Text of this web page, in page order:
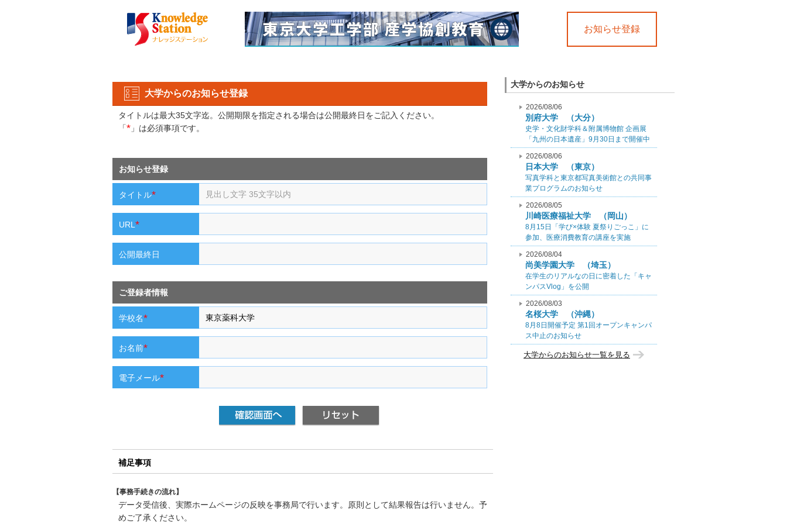
お知らせ登録
大学からのお知らせ登録
タイトルは最大35文字迄。公開期限を指定される場合は公開最終日をご記入ください。
「* 」は必須事項です。
お知らせ登録
タイトル*
URL *
公開最終日
ご登録者情報
学校名*
お名前*
電子メール*
補足事項
【事務手続きの流れ】
データ受信後、実際ホームページの反映を事務局で行います。原則として結果報告は行いません。予
めご了承ください。
大学からのお知らせ
2026/08/06
別府大学 （大分）
史学・文化財学科＆附属博物館 企画展
「九州の日本遺産」9月30日まで開催中
2026/08/06
日本大学 （東京）
写真学科と東京都写真美術館との共同事
業プログラムのお知らせ
2026/08/05
川崎医療福祉大学 （岡山）
8月15日「学び×体験 夏祭りごっこ」に
参加、医療消費教育の講座を実施
2026/08/04
尚美学園大学 （埼玉）
在学生のリアルなの日に密着した「キャ
ンパスVlog」を公開
2026/08/03
名桜大学 （沖縄）
8月8日開催予定 第1回オープンキャンパ
ス中止のお知らせ
大学からのお知らせ一覧を見る